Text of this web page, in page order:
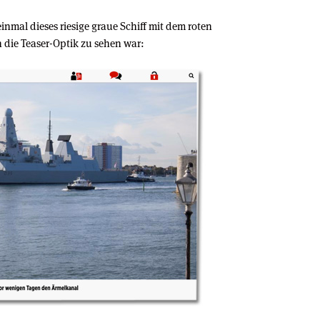
dieses riesige graue Schiff mit dem roten
Teaser-Optik zu sehen war: